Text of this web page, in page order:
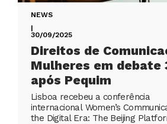
NEWS
|
30/09/2025
Direitos de
Mulheres em debate
após Pequim
Lisboa recebeu a conferência
internacional Women’s
the Digital Era: The Beijing